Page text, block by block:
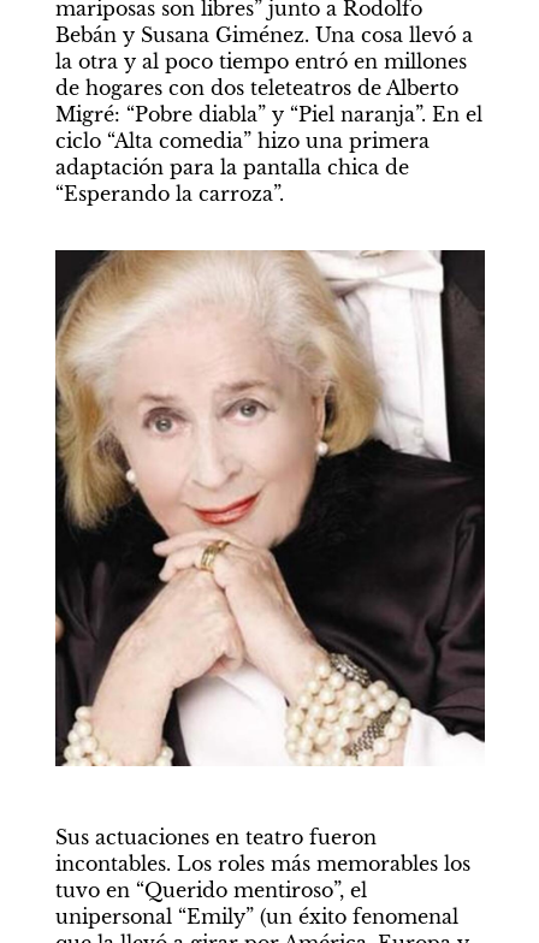
mariposas son libres” junto a Rodolfo
Bebán y Susana Giménez. Una cosa llevó a
la otra y al poco tiempo entró en millones
de hogares con dos teleteatros de Alberto
Migré: “Pobre diabla” y “Piel naranja”. En el
ciclo “Alta comedia” hizo una primera
adaptación para la pantalla chica de
“Esperando la carroza”.
Sus actuaciones en teatro fueron
incontables. Los roles más memorables los
tuvo en “Querido mentiroso”, el
unipersonal “Emily” (un éxito fenomenal